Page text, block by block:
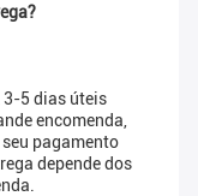
3-5 dias úteis
encomenda,
seu pagamento
depende dos